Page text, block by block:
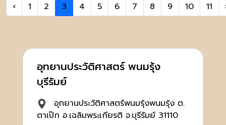
‹ 1 2 3 4 5 6 7 8 9 10 11
อุทยานประวัติศาสตร์ พนมรุ้ง
บุรีรัมย์
อุทยานประวัติศาสตร์พนมรุ้งพนมรุ้ง ต.
ตาเป๊ก อ.เฉลิมพระเกียรติ จ.บุรีรัมย์ 31110